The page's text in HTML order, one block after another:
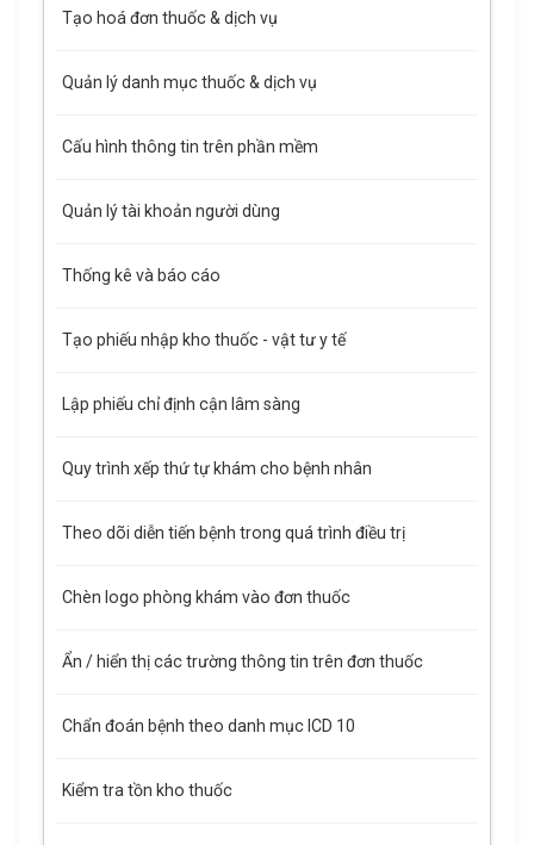
Tạo hoá đơn thuốc & dịch vụ
Quản lý danh mục thuốc & dịch vụ
Cấu hình thông tin trên phần mềm
Quản lý tài khoản người dùng
Thống kê và báo cáo
Tạo phiếu nhập kho thuốc - vật tư y tế
Lập phiếu chỉ định cận lâm sàng
Quy trình xếp thứ tự khám cho bệnh nhân
Theo dõi diễn tiến bệnh trong quá trình điều trị
Chèn logo phòng khám vào đơn thuốc
Ẩn / hiển thị các trường thông tin trên đơn thuốc
Chẩn đoán bệnh theo danh mục ICD 10
Kiểm tra tồn kho thuốc